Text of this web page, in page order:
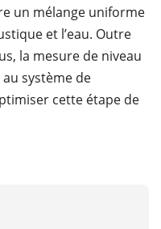
un mélange uniforme
et l’eau. Outre
la mesure de niveau
système de
cette étape de